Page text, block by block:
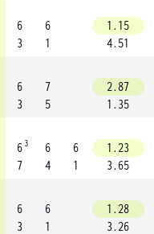
6
3
6
1
1.15
4.51
6
3
7
5
2.87
1.35
6 3
7
6
4
6
1
1.23
3.65
6
3
6
1
1.28
3.26